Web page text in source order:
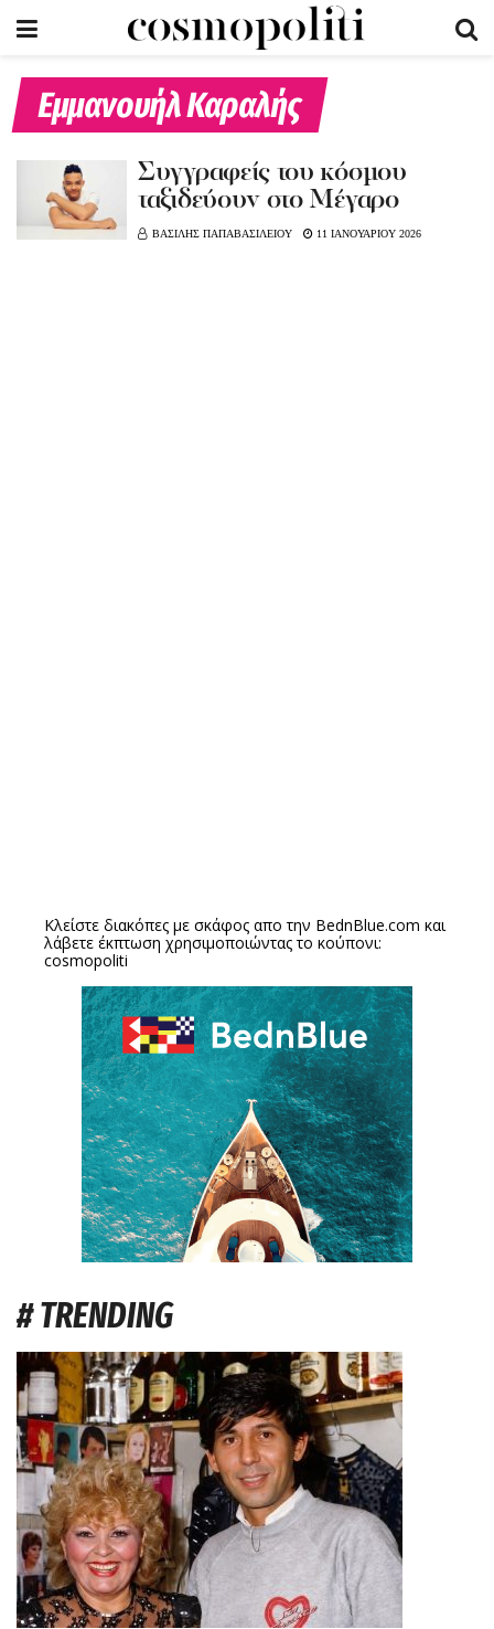
Εμμανουήλ Καραλής
Συγγραφείς του κόσμου
ταξιδεύουν στο Μέγαρο
ΒΑΣΙΛΗΣ ΠΑΠΑΒΑΣΙΛΕΙΟΥ 11 ΙΑΝΟΥΑΡΙΟΥ 2026
Κλείστε διακόπες με σκάφος απο την BednBlue.com και
λάβετε έκπτωση χρησιμοποιώντας το κούπονι:
cosmopoliti
# TRENDING